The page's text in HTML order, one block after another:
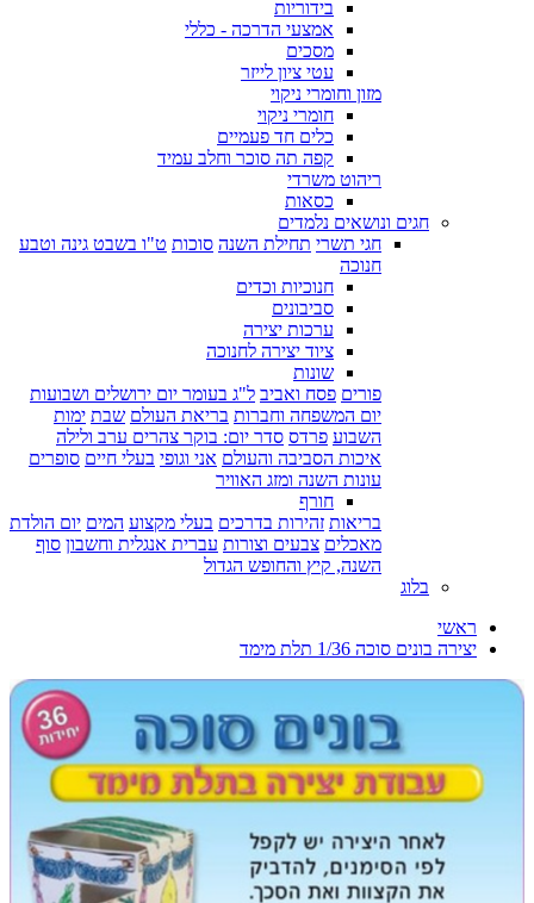
בידוריות
אמצעי הדרכה - כללי
מסכים
עטי ציון לייזר
מזון וחומרי ניקוי
חומרי ניקוי
כלים חד פעמיים
קפה תה סוכר וחלב עמיד
ריהוט משרדי
כסאות
חגים ונושאים נלמדים
חגי תשרי תחילת השנה סוכות ט"ו בשבט גינה וטבע
חנוכה
חנוכיות וכדים
סביבונים
ערכות יצירה
ציוד יצירה לחנוכה
שונות
פורים פסח ואביב ל"ג בעומר יום ירושלים ושבועות
יום המשפחה וחברות בריאת העולם שבת ימות
השבוע פרדס סדר יום: בוקר צהרים ערב ולילה
איכות הסביבה והעולם אני וגופי בעלי חיים סופרים
עונות השנה ומזג האוויר
חורף
בריאות זהירות בדרכים בעלי מקצוע המים יום הולדת
מאכלים צבעים וצורות עברית אנגלית וחשבון סוף
השנה, קיץ והחופש הגדול
בלוג
ראשי
יצירה בונים סוכה 1/36 תלת מימד